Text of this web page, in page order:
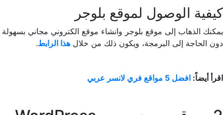
كيفية الوصول لموقع بلوجر
يمكنك الذهاب إلى موقع بلوجر وانشاء موقع الكتروني مجاني بسهولة
دون الحاجة إلى البرمجة، ويكون ذلك من خلال هذا الرابط.
اقرأ أيضاً: افضل 5 مواقع فري لانسر عربي